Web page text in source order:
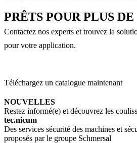
PRÊTS POUR PLUS
Contactez nos experts et trouvez la
pour votre application.
Téléchargez un catalogue maintenant
NOUVELLES
Restez informé(e) et découvrez les
tec.nicum
Des services sécurité des machines et
proposés par le groupe Schmersal